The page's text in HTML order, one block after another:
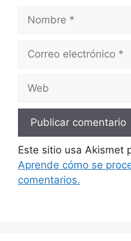
Nombre
Correo
Web
Este sitio usa Akismet
Aprende cómo se
comentarios.